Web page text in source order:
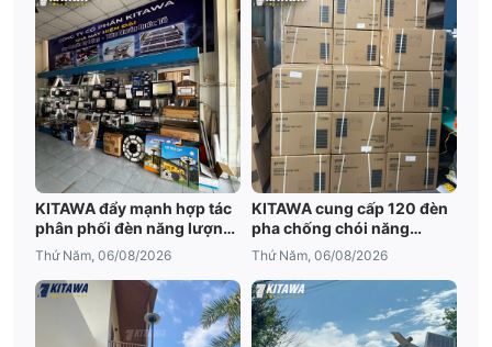
KITAWA đẩy mạnh hợp tác
phân phối đèn năng lượng
mặt trời An Giang
Thứ Năm, 06/08/2026
KITAWA cung cấp 120 đèn
pha chống chói năng
lượng mặt trời cho trại tôm
Bạc Liêu
Thứ Năm, 06/08/2026